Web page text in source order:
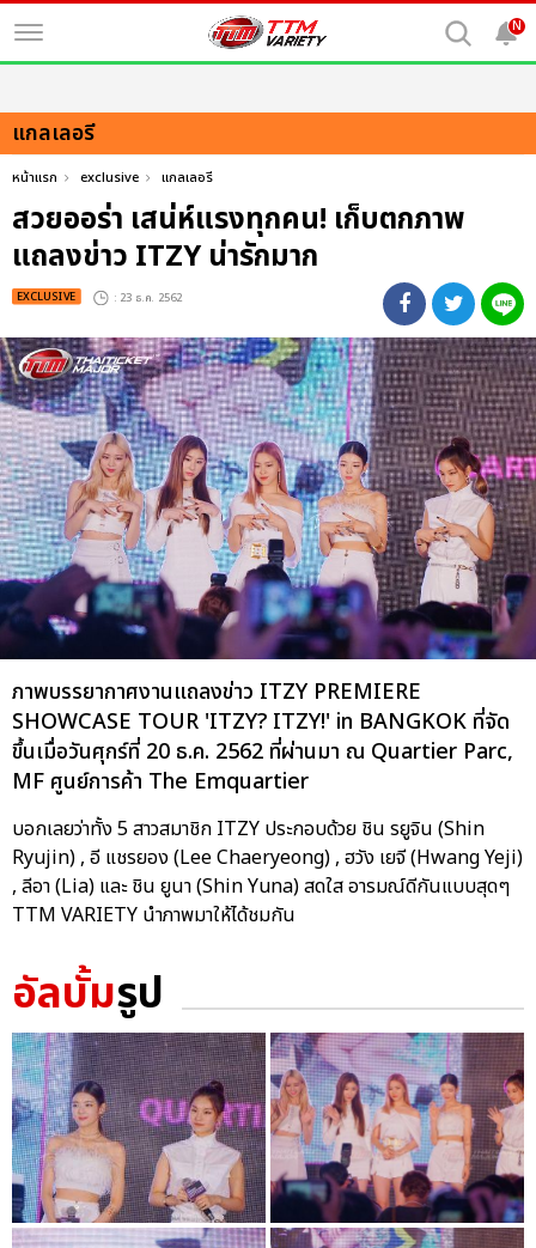
N
แกลเลอรี
หน้าแรก exclusive แกลเลอรี
สวยออร่า เสน่ห์แรงทุกคน! เก็บตกภาพ
แถลงข่าว ITZY น่ารักมาก
EXCLUSIVE : 23 ธ.ค. 2562
ภาพบรรยากาศงานแถลงข่าว ITZY PREMIERE
SHOWCASE TOUR 'ITZY? ITZY!' in BANGKOK ที่จัด
ขึ้นเมื่อวันศุกร์ที่ 20 ธ.ค. 2562 ที่ผ่านมา ณ Quartier Parc,
MF ศูนย์การค้า The Emquartier
บอกเลยว่าทั้ง 5 สาวสมาชิก ITZY ประกอบด้วย ชิน รยูจิน (Shin
Ryujin) , อี แชรยอง (Lee Chaeryeong) , ฮวัง เยจี (Hwang Yeji)
, ลีอา (Lia) และ ชิน ยูนา (Shin Yuna) สดใส อารมณ์ดีกันแบบสุดๆ
TTM VARIETY นำภาพมาให้ได้ชมกัน
อัลบั้มรูป